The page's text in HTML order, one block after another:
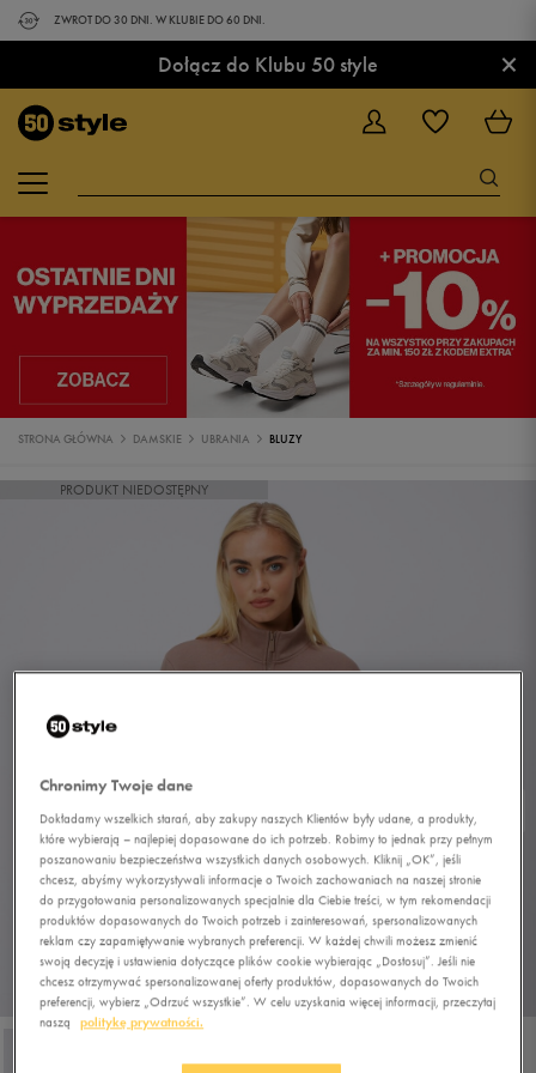
ZWROT DO 30 DNI. W KLUBIE DO 60 DNI.
Dołącz do Klubu 50 style ×
STRONA GŁÓWNA DAMSKIE UBRANIA BLUZY
PRODUKT NIEDOSTĘPNY
Chronimy Twoje dane
Dokładamy wszelkich starań, aby zakupy naszych Klientów były udane, a produkty,
które wybierają – najlepiej dopasowane do ich potrzeb. Robimy to jednak przy pełnym
poszanowaniu bezpieczeństwa wszystkich danych osobowych. Kliknij „OK”, jeśli
chcesz, abyśmy wykorzystywali informacje o Twoich zachowaniach na naszej stronie
do przygotowania personalizowanych specjalnie dla Ciebie treści, w tym rekomendacji
produktów dopasowanych do Twoich potrzeb i zainteresowań, spersonalizowanych
reklam czy zapamiętywanie wybranych preferencji. W każdej chwili możesz zmienić
swoją decyzję i ustawienia dotyczące plików cookie wybierając „Dostosuj”. Jeśli nie
chcesz otrzymywać spersonalizowanej oferty produktów, dopasowanych do Twoich
preferencji, wybierz „Odrzuć wszystkie”. W celu uzyskania więcej informacji, przeczytaj
naszą
politykę prywatności.